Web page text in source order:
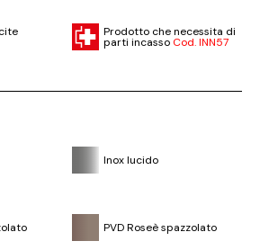
Prodotto che necessita di
parti incasso Cod. INN57
Inox lucido
PVD Roseè spazzolato